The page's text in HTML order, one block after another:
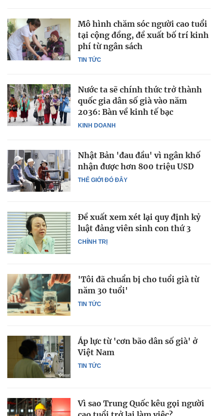
TIN TỨC
Mô hình chăm sóc người cao tuổi
tại cộng đồng, đề xuất bố trí kinh
phí từ ngân sách
KINH DOANH
Nước ta sẽ chính thức trở thành
quốc gia dân số già vào năm
2036: Bàn về kinh tế bạc
THẾ GIỚI ĐÓ ĐÂY
Nhật Bản 'đau đầu' vì ngân khố
nhận được hơn 800 triệu USD
CHÍNH TRỊ
Đề xuất xem xét lại quy định kỷ
luật đảng viên sinh con thứ 3
TIN TỨC
'Tôi đã chuẩn bị cho tuổi già từ
năm 30 tuổi'
TIN TỨC
Áp lực từ 'cơn bão dân số già' ở
Việt Nam
Vì sao Trung Quốc kêu gọi người